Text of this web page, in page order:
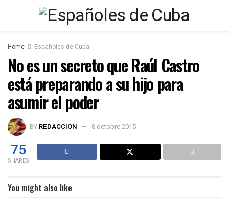
Home Españoles de Cuba
No es un secreto que Raúl Castro
está preparando a su hijo para
asumir el poder
BY REDACCIÓN 8 octobre 2015
75
SHARES
You might also like